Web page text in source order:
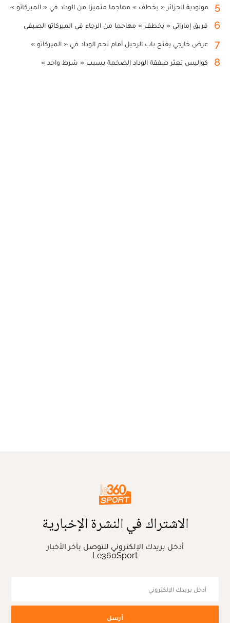
5 مولودية الجزائر « يخطف » مهاجما متميزا من الوداد في « الميركاتو »
6 فريق إماراتي « يخطف » مهاجما من الرجاء في الميركاتو الصيفي
7 عرض خارجي يفتح باب الرحيل أمام نجم الوداد في « الميركاتو »
8 كواليس تعثر صفقة الوداد الضخمة بسبب « شرط واحد »
الاشتراك في النشرة الإخبارية
أدخل بريدك الإلكتروني للتوصل بآخر الأخبار
Le360Sport
أرسل